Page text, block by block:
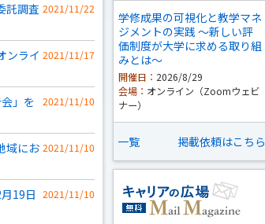
学修成果の可視化と教学マネ
ジメントの実践 ～新しい評
価制度が大学に求める取り組
みとは～
開催日： 2026/8/29
会場： オンライン（Zoomウェビ
ナー）
一覧 掲載依頼はこちら
2021/11/22
託調査
2021/11/17
ンライ
2021/11/10
」を
2021/11/10
域にお
2021/11/10
19日